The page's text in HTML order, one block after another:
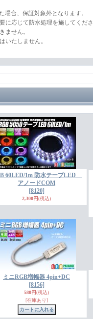
合、保証対象外となります。
応じて防水処理を施してくださ
ません。
いたしません。
60LED/1m 防水テープLED
アノードCOM
[8120]
2,300円(税込)
ミニRGB増幅器 4pin+DC
[8156]
580円(税込)
[在庫あり]